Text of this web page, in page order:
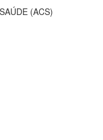
(ACS)